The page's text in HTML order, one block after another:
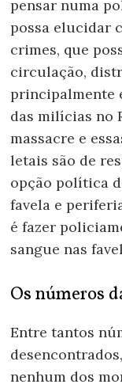
pensar numa
possa elucidar
crimes, que
circulação,
principalmente
das milícias no
massacre e
letais são de
opção política
favela e
é fazer
sangue nas
Os números
Entre tantos
nenhum dos